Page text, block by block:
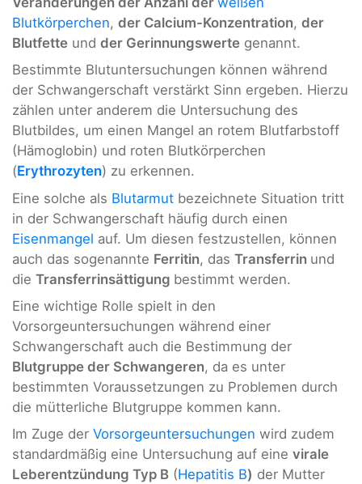
Blutkörperchen, der Calcium-Konzentration, der
Blutfette und der Gerinnungswerte genannt.
Bestimmte Blutuntersuchungen können während
der Schwangerschaft verstärkt Sinn ergeben. Hierzu
zählen unter anderem die Untersuchung des
Blutbildes, um einen Mangel an rotem Blutfarbstoff
(Hämoglobin) und roten Blutkörperchen
(Erythrozyten) zu erkennen.
Eine solche als Blutarmut bezeichnete Situation tritt
in der Schwangerschaft häufig durch einen
Eisenmangel auf. Um diesen festzustellen, können
auch das sogenannte Ferritin, das Transferrin und
die Transferrinsättigung bestimmt werden.
Eine wichtige Rolle spielt in den
Vorsorgeuntersuchungen während einer
Schwangerschaft auch die Bestimmung der
Blutgruppe der Schwangeren, da es unter
bestimmten Voraussetzungen zu Problemen durch
die mütterliche Blutgruppe kommen kann.
Im Zuge der Vorsorgeuntersuchungen wird zudem
standardmäßig eine Untersuchung auf eine virale
Leberentzündung Typ B (Hepatitis B) der Mutter